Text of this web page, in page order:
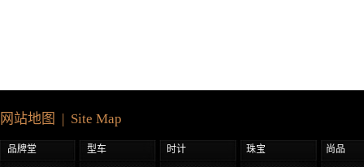
网站地图 | Site Map
品牌堂 型车 时计 珠宝 尚品